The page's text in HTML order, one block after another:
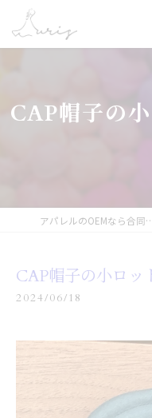
CAP帽子の
アパレルのOEMな
CAP帽子の小ロッ
2024/06/18